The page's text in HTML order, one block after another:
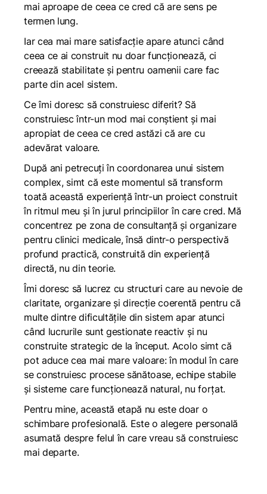
mai aproape de ceea ce cred că are sens pe
termen lung.
Iar cea mai mare satisfacție apare atunci când
ceea ce ai construit nu doar funcționează, ci
creează stabilitate și pentru oamenii care fac
parte din acel sistem.
Ce îmi doresc să construiesc diferit? Să
construiesc într-un mod mai conștient și mai
apropiat de ceea ce cred astăzi că are cu
adevărat valoare.
După ani petrecuți în coordonarea unui sistem
complex, simt că este momentul să transform
toată această experiență într-un proiect construit
în ritmul meu și în jurul principiilor în care cred. Mă
concentrez pe zona de consultanță și organizare
pentru clinici medicale, însă dintr-o perspectivă
profund practică, construită din experiență
directă, nu din teorie.
Îmi doresc să lucrez cu structuri care au nevoie de
claritate, organizare și direcție coerentă pentru că
multe dintre dificultățile din sistem apar atunci
când lucrurile sunt gestionate reactiv și nu
construite strategic de la început. Acolo simt că
pot aduce cea mai mare valoare: în modul în care
se construiesc procese sănătoase, echipe stabile
și sisteme care funcționează natural, nu forțat.
Pentru mine, această etapă nu este doar o
schimbare profesională. Este o alegere personală
asumată despre felul în care vreau să construiesc
mai departe.